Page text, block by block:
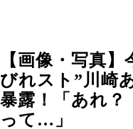
【画像・写真
びれスト”川崎
暴露！「あれ
って…」